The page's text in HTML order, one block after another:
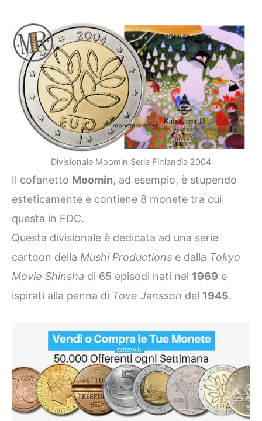
Divisionale Moomin Serie Finlandia 2004
Il cofanetto Moomin, ad esempio, è stupendo
esteticamente e contiene 8 monete tra cui
questa in FDC.
Questa divisionale è dedicata ad una serie
cartoon della Mushi Productions e dalla Tokyo
Movie Shinsha di 65 episodi nati nel 1969 e
ispirati alla penna di Tove Jansson del 1945.